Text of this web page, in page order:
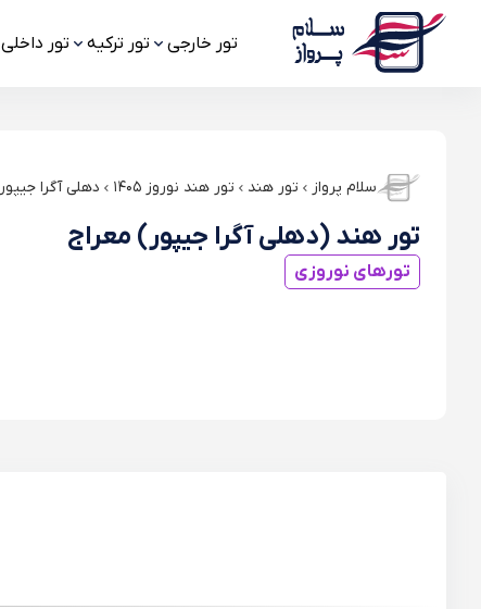
تور خارجی تور ترکیه تور داخلی
سلام پرواز تور هند تور هند نوروز ۱۴۰۵ دهلی آگرا جیپور
تور هند (دهلی آگرا جیپور) معراج
تورهای نوروزی